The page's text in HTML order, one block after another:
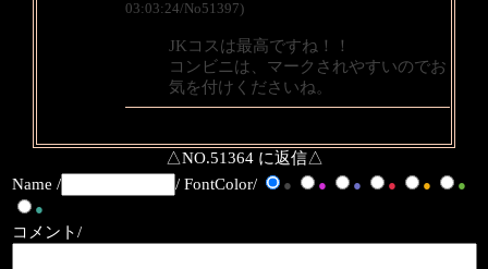
03:03:24/No51397)
JKコスは最高ですね！！
コンビニは、マークされやすいのでお
気を付けくださいね。
△NO.51364 に返信△
Name /
/ FontColor/ ● ● ● ● ●
●
●
コメント/